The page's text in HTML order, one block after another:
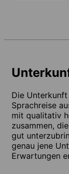
Die
Sprachreise
mit qualitativ
zusammen,
gut
genau jene
Erwartungen